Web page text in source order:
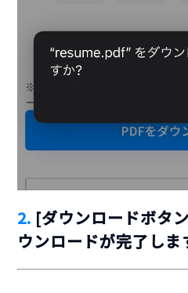
2. [ダウンロードボタ
ウンロードが完了しま